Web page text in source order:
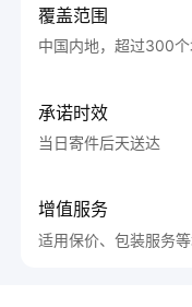
覆盖范围
中国内地，超过300
承诺时效
当日寄件后天送达
增值服务
适用保价、包装服务